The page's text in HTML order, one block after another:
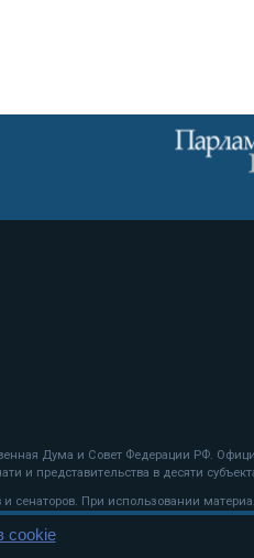
Дума и Совет Федерации РФ.
и представительства в десяти
сенаторов. При использовании
cookie